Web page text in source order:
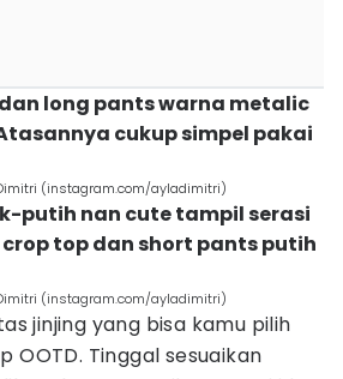
long pants warna metalic
cukup simpel pakai
(instagram.com/ayladimitri)
putih nan cute tampil serasi
top dan short pants putih
(instagram.com/ayladimitri)
jinjing yang bisa kamu pilih
OOTD. Tinggal sesuaikan